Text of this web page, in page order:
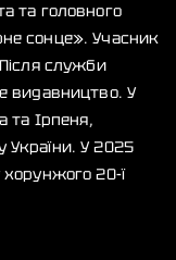
та головного
сонце». Учасник
служби
видавництво. У
та Ірпеня,
України. У 2025
20-ї